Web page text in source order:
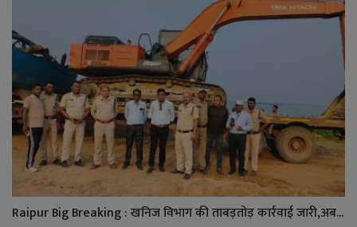
Raipur Big Breaking : खनिज विभाग की ताबड़तोड़ कार्रवाई जारी,अब...